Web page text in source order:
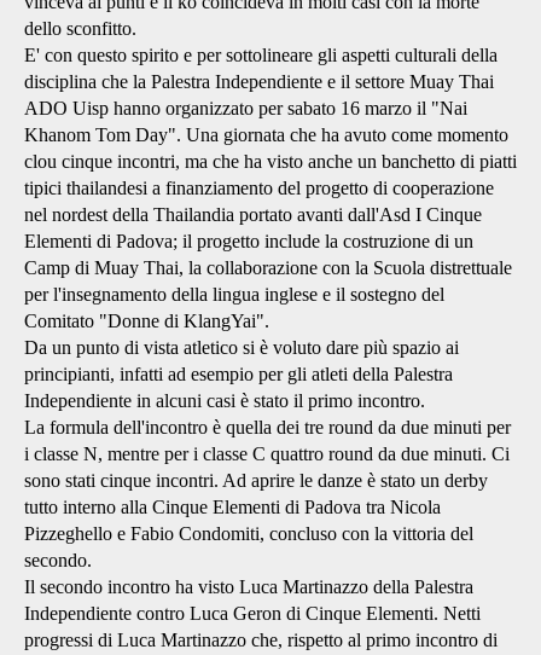
dello sconfitto.
E' con questo spirito e per sottolineare gli aspetti culturali della
disciplina che la Palestra Independiente e il settore Muay Thai
ADO Uisp hanno organizzato per sabato 16 marzo il "Nai
Khanom Tom Day". Una giornata che ha avuto come momento
clou cinque incontri, ma che ha visto anche un banchetto di piatti
tipici thailandesi a finanziamento del progetto di cooperazione
nel nordest della Thailandia portato avanti dall'Asd I Cinque
Elementi di Padova; il progetto include la costruzione di un
Camp di Muay Thai, la collaborazione con la Scuola distrettuale
per l'insegnamento della lingua inglese e il sostegno del
Comitato "Donne di KlangYai".
Da un punto di vista atletico si è voluto dare più spazio ai
principianti, infatti ad esempio per gli atleti della Palestra
Independiente in alcuni casi è stato il primo incontro.
La formula dell'incontro è quella dei tre round da due minuti per
i classe N, mentre per i classe C quattro round da due minuti. Ci
sono stati cinque incontri. Ad aprire le danze è stato un derby
tutto interno alla Cinque Elementi di Padova tra Nicola
Pizzeghello e Fabio Condomiti, concluso con la vittoria del
secondo.
Il secondo incontro ha visto Luca Martinazzo della Palestra
Independiente contro Luca Geron di Cinque Elementi. Netti
progressi di Luca Martinazzo che, rispetto al primo incontro di